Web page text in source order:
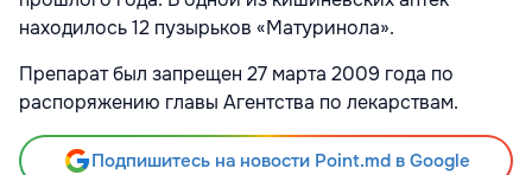
находилось 12 пузырьков «Матуринола».
Препарат был запрещен 27 марта 2009 года по
распоряжению главы Агентства по лекарствам.
Подпишитесь на новости Point.md в Google